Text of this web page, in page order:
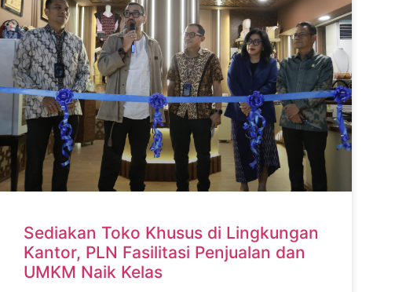
Sediakan Toko Khusus di Lingkungan
Kantor, PLN Fasilitasi Penjualan dan
UMKM Naik Kelas